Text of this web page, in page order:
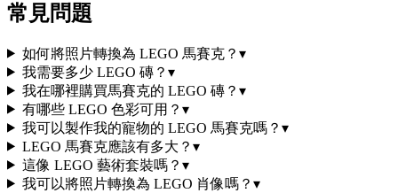
常見問題
如何將照片轉換為 LEGO 馬賽克？ ▾
我需要多少 LEGO 磚？ ▾
我在哪裡購買馬賽克的 LEGO 磚？ ▾
有哪些 LEGO 色彩可用？ ▾
我可以製作我的寵物的 LEGO 馬賽克嗎？ ▾
LEGO 馬賽克應該有多大？ ▾
這像 LEGO 藝術套裝嗎？ ▾
我可以將照片轉換為 LEGO 肖像嗎？ ▾